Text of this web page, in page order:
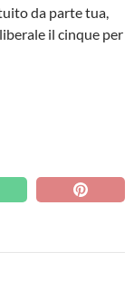
da parte tua,
il cinque per